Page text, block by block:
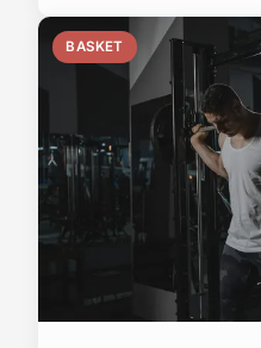
BASKET